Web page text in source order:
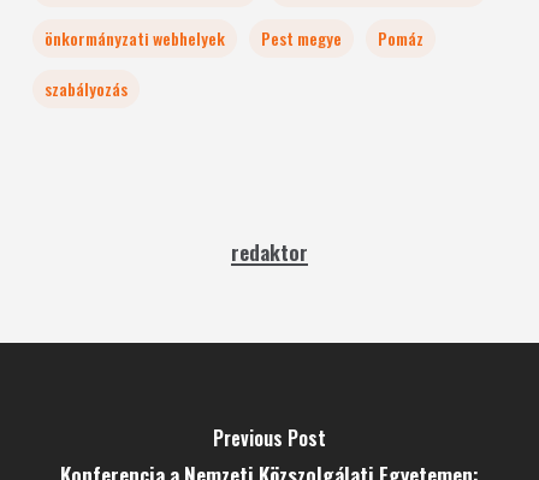
önkormányzati webhelyek
Pest megye
Pomáz
szabályozás
redaktor
Previous Post
Konferencia a Nemzeti Közszolgálati Egyetemen: